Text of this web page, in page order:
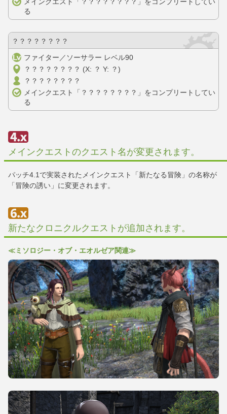
メインクエスト「？？？？？？？？」をコンプリートしてい
る
？？？？？？？？
ファイター／ソーサラー レベル90
？？？？？？？？ (X: ？ Y: ？)
？？？？？？？？
メインクエスト「？？？？？？？？」をコンプリートしてい
る
メインクエストのクエスト名が変更されます。
パッチ4.1で実装されたメインクエスト「新たなる冒険」の名称が
「冒険の誘い」に変更されます。
新たなクロニクルクエストが追加されます。
≪ミソロジー・オブ・エオルゼア関連≫